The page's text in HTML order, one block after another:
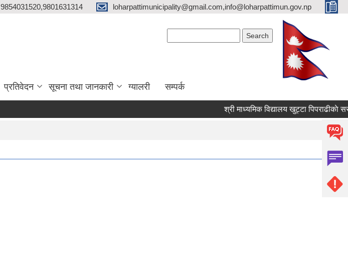
9854031520,9801631314 loharpattimunicipality@gmail.com,info@loharpattimun.gov.np
प्रतिवेदन सूचना तथा जानकारी ग्यालरी सम्पर्क